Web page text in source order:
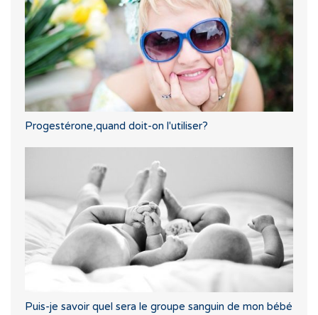
Progestérone,quand doit-on l'utiliser?
Puis-je savoir quel sera le groupe sanguin de mon bébé